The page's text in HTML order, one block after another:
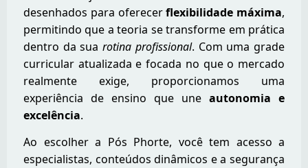
desenhados para oferecerflexibilidade máxima,
permitindo que a teoria se transforme em prática
dentro da suarotina profissional. Com uma grade
curricular atualizada e focada no que o mercado
realmente exige, proporcionamos uma
experiência de ensino que une autonomia e
excelência.
Ao escolher a Pós Phorte, você tem acesso a
especialistas, conteúdos dinâmicos e a segurança